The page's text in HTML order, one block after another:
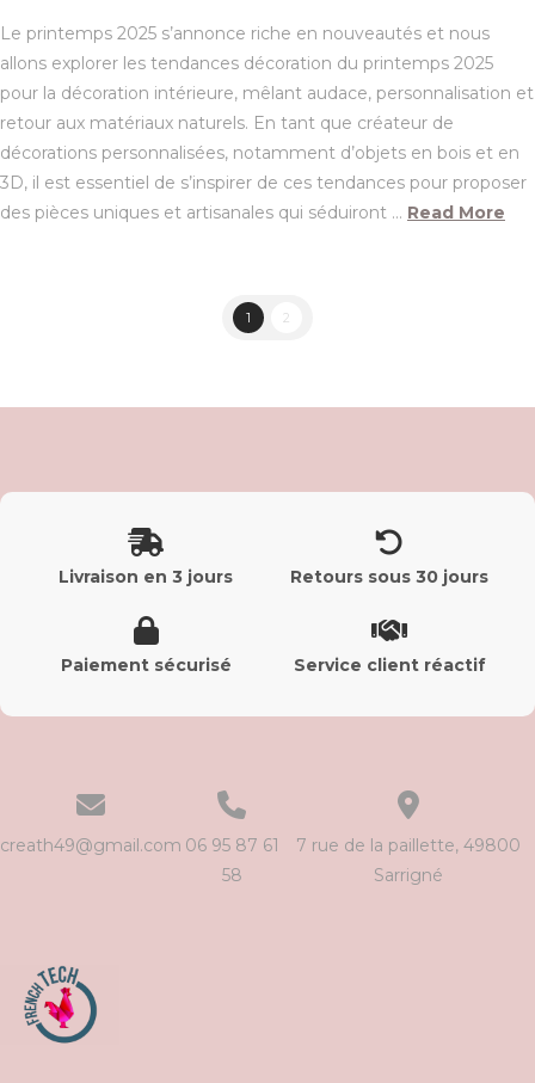
Le printemps 2025 s’annonce riche en nouveautés et nous
allons explorer les tendances décoration du printemps 2025
pour la décoration intérieure, mêlant audace, personnalisation et
retour aux matériaux naturels. En tant que créateur de
décorations personnalisées, notamment d’objets en bois et en
3D, il est essentiel de s’inspirer de ces tendances pour proposer
des pièces uniques et artisanales qui séduiront … Read More
1 2
Livraison en 3 jours Retours sous 30 jours
Paiement sécurisé Service client réactif
creath49@gmail.com 06 95 87 61
58
7 rue de la paillette, 49800
Sarrigné